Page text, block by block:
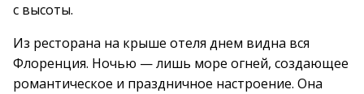
с высоты.
Из ресторана на крыше отеля днем видна вся
Флоренция. Ночью — лишь море огней, создающее
романтическое и праздничное настроение. Она